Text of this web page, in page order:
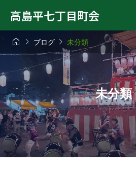
高島平七丁目町会
  ブログ  未分類
未分類